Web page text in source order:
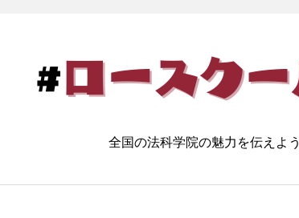
全国の法科学院の魅力を伝えよう